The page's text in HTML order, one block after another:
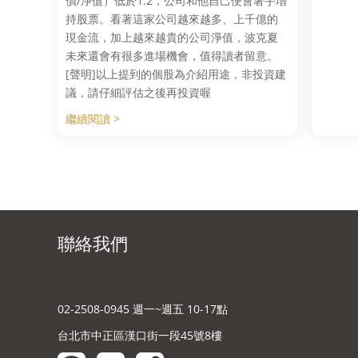
持股票。看著這家公司越來越多、上千億的
現金流，加上越來越貴的公司淨值，波克夏
未來還會有很多進場機會，值得讀者留意。
[聲明]以上提到的個股為介紹用途，非投資建
議，請仔細評估之後再投資喔
繼續閱讀 >
聯絡我們
02-2508-0945 週一~週五 10-17點
台北市中正區漢口街一段45號8樓